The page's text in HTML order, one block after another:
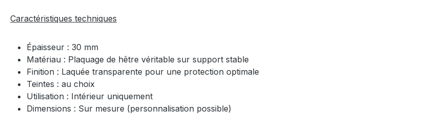
Caractéristiques techniques
Épaisseur : 30 mm
Matériau : Plaquage de hêtre véritable sur support stable
Finition : Laquée transparente pour une protection optimale
Teintes : au choix
Utilisation : Intérieur uniquement
Dimensions : Sur mesure (personnalisation possible)